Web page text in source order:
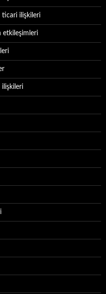
ticari ilişkileri
etkileşimleri